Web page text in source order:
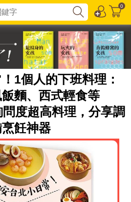
0
1個人的下班料理：
麵、西式輕食等
度超高料理，分享調
飪神器